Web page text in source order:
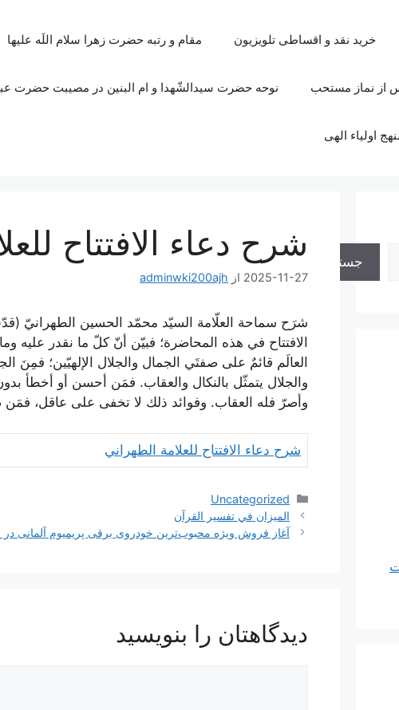
خرید نقد و اقساطی تلویزیون مقام و رتبه حضرت زهرا سلام اللَه علیها
از نماز مستحب نوحه حضرت سیدالشّهدا و ام البنین در مصیبت حضرت
اولیاء الهی
شرح دعاء الافتتاح
2025-11-27 از adminwki200ajh
شرَح سماحة العلّامة السيّد محمّد الحسين الطهرانيّ
الافتتاح في هذه المحاضرة؛ فبيّن أنّ كلّ ما نقدر
العالَم قائمٌ على صفتَي الجمال والجلال الإلهيّين؛ فمِنَ
والجلال يتمثّل بالنكال والعقاب. فمَن أحسن أو أخطأ
وأصرّ فله العقاب. وفوائد ذلك لا تخفى على عاقل،
شرح دعاء الافتتاح للعلامة الطهراني
دسته‌ها
Uncategorized
ناوبری
نوشته‌ها
الميزان في تفسير القرآن
آغاز فروش ویژه محبوب‌ترین خودروی برقی پریمیوم آلمانی در
دیدگاهتان را بنویسید
جستجو